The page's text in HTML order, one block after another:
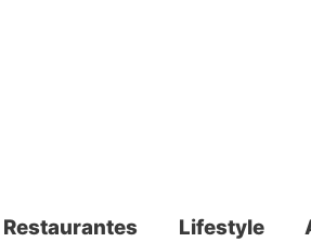
Restaurantes Lifestyle